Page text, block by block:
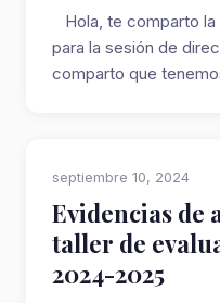
Hola, te comparto
para la sesión de
comparto que
septiembre 10, 2024
Evidencias de
taller de
2024-2025